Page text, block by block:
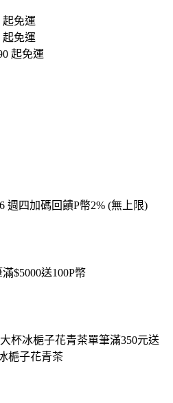
起免運
起免運
起免運
週四加碼回饋P幣2% (無上限)
$5000送100P幣
杯冰梔子花青茶單筆滿350元送
梔子花青茶